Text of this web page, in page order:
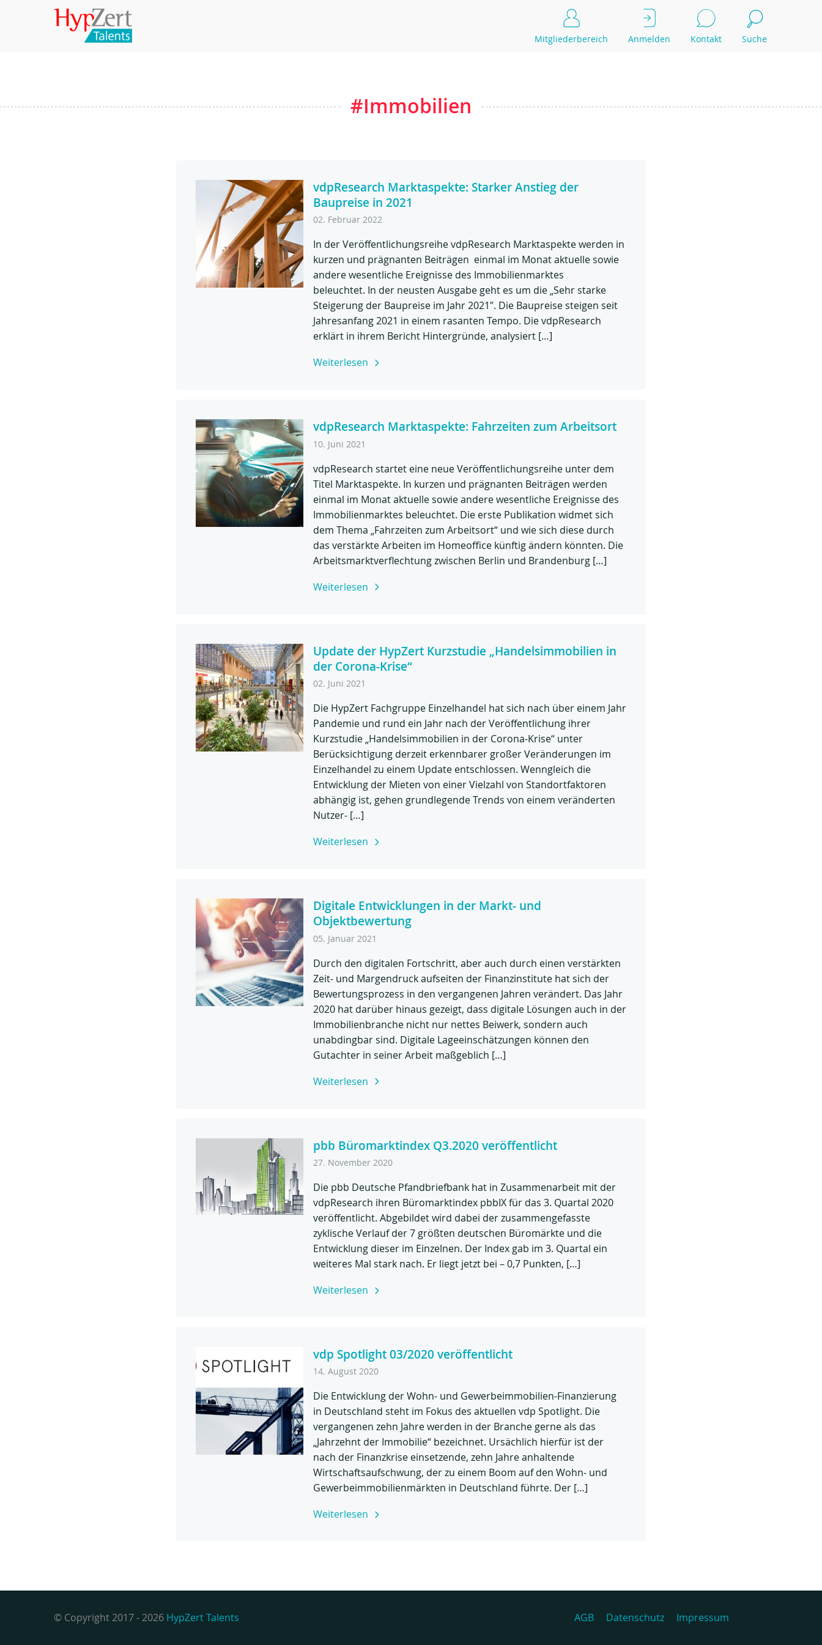
Mitgliederbereich Anmelden Kontakt Suche
#Immobilien
vdpResearch Marktaspekte: Starker Anstieg der
Baupreise in 2021
02. Februar 2022
In der Veröffentlichungsreihe vdpResearch Marktaspekte werden in
kurzen und prägnanten Beiträgen einmal im Monat aktuelle sowie
andere wesentliche Ereignisse des Immobilienmarktes
beleuchtet. In der neusten Ausgabe geht es um die „Sehr starke
Steigerung der Baupreise im Jahr 2021″. Die Baupreise steigen seit
Jahresanfang 2021 in einem rasanten Tempo. Die vdpResearch
erklärt in ihrem Bericht Hintergründe, analysiert […]
Weiterlesen
vdpResearch Marktaspekte: Fahrzeiten zum Arbeitsort
10. Juni 2021
vdpResearch startet eine neue Veröffentlichungsreihe unter dem
Titel Marktaspekte. In kurzen und prägnanten Beiträgen werden
einmal im Monat aktuelle sowie andere wesentliche Ereignisse des
Immobilienmarktes beleuchtet. Die erste Publikation widmet sich
dem Thema „Fahrzeiten zum Arbeitsort“ und wie sich diese durch
das verstärkte Arbeiten im Homeoffice künftig ändern könnten. Die
Arbeitsmarktverflechtung zwischen Berlin und Brandenburg […]
Weiterlesen
Update der HypZert Kurzstudie „Handelsimmobilien in
der Corona-Krise“
02. Juni 2021
Die HypZert Fachgruppe Einzelhandel hat sich nach über einem Jahr
Pandemie und rund ein Jahr nach der Veröffentlichung ihrer
Kurzstudie „Handelsimmobilien in der Corona-Krise“ unter
Berücksichtigung derzeit erkennbarer großer Veränderungen im
Einzelhandel zu einem Update entschlossen. Wenngleich die
Entwicklung der Mieten von einer Vielzahl von Standortfaktoren
abhängig ist, gehen grundlegende Trends von einem veränderten
Nutzer- […]
Weiterlesen
Digitale Entwicklungen in der Markt- und
Objektbewertung
05. Januar 2021
Durch den digitalen Fortschritt, aber auch durch einen verstärkten
Zeit- und Margendruck aufseiten der Finanzinstitute hat sich der
Bewertungsprozess in den vergangenen Jahren verändert. Das Jahr
2020 hat darüber hinaus gezeigt, dass digitale Lösungen auch in der
Immobilienbranche nicht nur nettes Beiwerk, sondern auch
unabdingbar sind. Digitale Lageeinschätzungen können den
Gutachter in seiner Arbeit maßgeblich […]
Weiterlesen
pbb Büromarktindex Q3.2020 veröffentlicht
27. November 2020
Die pbb Deutsche Pfandbriefbank hat in Zusammenarbeit mit der
vdpResearch ihren Büromarktindex pbbIX für das 3. Quartal 2020
veröffentlicht. Abgebildet wird dabei der zusammengefasste
zyklische Verlauf der 7 größten deutschen Büromärkte und die
Entwicklung dieser im Einzelnen. Der Index gab im 3. Quartal ein
weiteres Mal stark nach. Er liegt jetzt bei – 0,7 Punkten, […]
Weiterlesen
vdp Spotlight 03/2020 veröffentlicht
14. August 2020
Die Entwicklung der Wohn- und Gewerbeimmobilien-Finanzierung
in Deutschland steht im Fokus des aktuellen vdp Spotlight. Die
vergangenen zehn Jahre werden in der Branche gerne als das
„Jahrzehnt der Immobilie“ bezeichnet. Ursächlich hierfür ist der
nach der Finanzkrise einsetzende, zehn Jahre anhaltende
Wirtschaftsaufschwung, der zu einem Boom auf den Wohn- und
Gewerbeimmobilienmärkten in Deutschland führte. Der […]
Weiterlesen
© Copyright 2017 - 2026 HypZert Talents AGB Datenschutz Impressum